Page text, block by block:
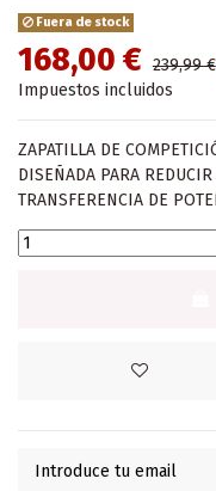
Fuera de stock
168,00 € 239,99 €
Impuestos incluidos
ZAPATILLA DE
DISEÑADA PARA
TRANSFERENCIA DE